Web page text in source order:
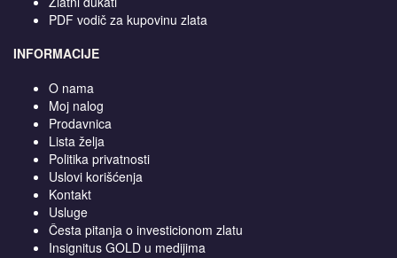
PDF vodič za kupovinu zlata
INFORMACIJE
O nama
Moj nalog
Prodavnica
Lista želja
Politika privatnosti
Uslovi korišćenja
Kontakt
Usluge
Česta pitanja o investicionom zlatu
Insignitus GOLD u medijima